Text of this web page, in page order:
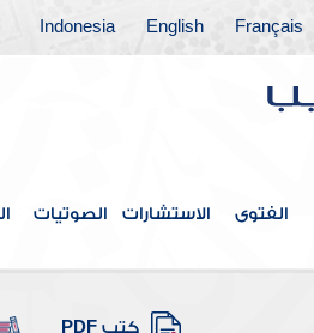
Français
English
Indonesia
الفتوى الاستشارات الصوتيات
كتب PDF